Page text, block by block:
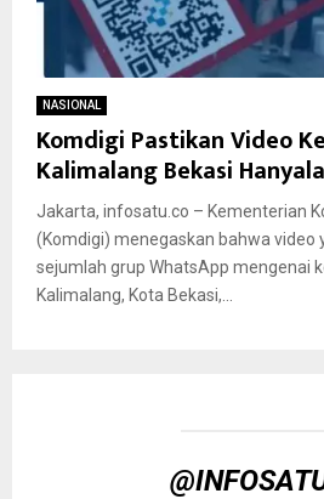
NASIONAL
Komdigi Pastikan Video
Kalimalang Bekasi
Jakarta, infosatu.co – Kementerian
(Komdigi) menegaskan bahwa video
sejumlah grup WhatsApp mengenai
Kalimalang, Kota Bekasi,...